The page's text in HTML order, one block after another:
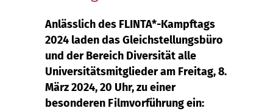
Anlässlich des FLINTA*-Kampftags
2024 laden das Gleichstellungsbüro
und der Bereich Diversität alle
Universitätsmitglieder am Freitag, 8.
März 2024, 20 Uhr, zu einer
besonderen Filmvorführung ein: